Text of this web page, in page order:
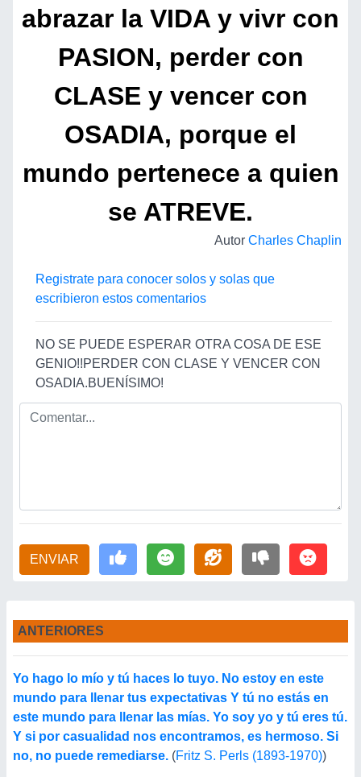
abrazar la VIDA y vivr con
PASION, perder con
CLASE y vencer con
OSADIA, porque el
mundo pertenece a quien
se ATREVE.
Autor Charles Chaplin
Registrate para conocer solos y solas que
escribieron estos comentarios
NO SE PUEDE ESPERAR OTRA COSA DE ESE
GENIO!!PERDER CON CLASE Y VENCER CON
OSADIA.BUENÍSIMO!
ENVIAR
ANTERIORES
Yo hago lo mío y tú haces lo tuyo. No estoy en este
mundo para llenar tus expectativas Y tú no estás en
este mundo para llenar las mías. Yo soy yo y tú eres tú.
Y si por casualidad nos encontramos, es hermoso. Si
no, no puede remediarse. (Fritz S. Perls (1893-1970))